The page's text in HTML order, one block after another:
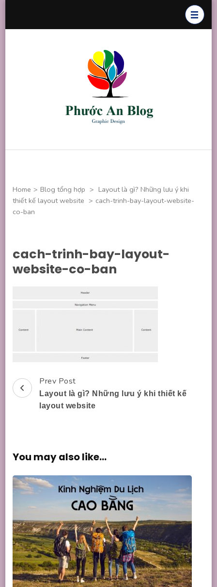
Home > Blog tổng hợp > Layout là gì? Những lưu ý khi
thiết kế layout website > cach-trinh-bay-layout-website-
co-ban
cach-trinh-bay-layout-
website-co-ban
Post
Navigation
Prev Post
Layout là gì? Những lưu ý khi thiết kế
layout website
You may also like...